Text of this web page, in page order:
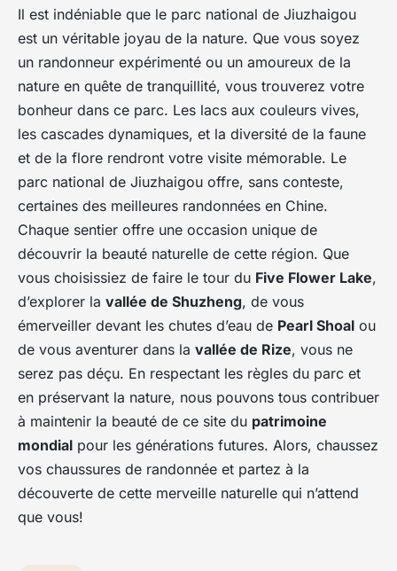
Il est indéniable que le parc national de Jiuzhaigou
est un véritable joyau de la nature. Que vous soyez
un randonneur expérimenté ou un amoureux de la
nature en quête de tranquillité, vous trouverez votre
bonheur dans ce parc. Les lacs aux couleurs vives,
les cascades dynamiques, et la diversité de la faune
et de la flore rendront votre visite mémorable. Le
parc national de Jiuzhaigou offre, sans conteste,
certaines des meilleures randonnées en Chine.
Chaque sentier offre une occasion unique de
découvrir la beauté naturelle de cette région. Que
vous choisissiez de faire le tour du Five Flower Lake,
d’explorer la vallée de Shuzheng, de vous
émerveiller devant les chutes d’eau de Pearl Shoal ou
de vous aventurer dans la vallée de Rize, vous ne
serez pas déçu. En respectant les règles du parc et
en préservant la nature, nous pouvons tous contribuer
à maintenir la beauté de ce site du patrimoine
mondial pour les générations futures. Alors, chaussez
vos chaussures de randonnée et partez à la
découverte de cette merveille naturelle qui n’attend
que vous!